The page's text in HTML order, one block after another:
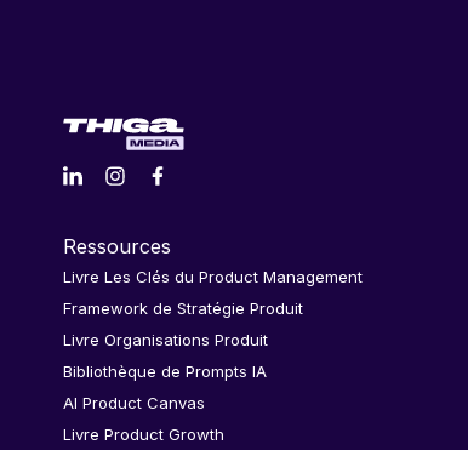
Ressources
Livre Les Clés du Product Management
Framework de Stratégie Produit
Livre Organisations Produit
Bibliothèque de Prompts IA
AI Product Canvas
Livre Product Growth